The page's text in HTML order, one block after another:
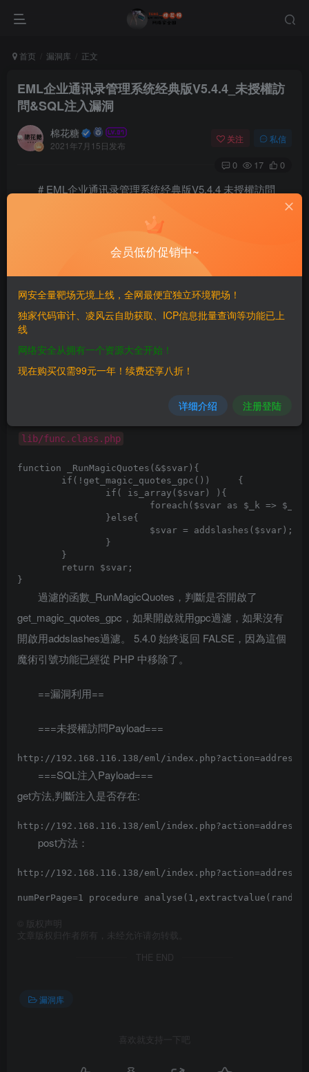
首页 漏洞库 正文
EML企业通讯录管理系统经典版V5.4.4_未授權訪
問&SQL注入漏洞
棉花糖
2021年7月15日发布
关注 私信
0 17 0
# EML企业通讯录管理系统经典版V5.4.4 未授權訪問
header("Content-type: text/html; charset=utf-8");
if(!defined('CORE'))exit("error!");
lib/func.class.php
function _RunMagicQuotes(&$svar){
過濾的函數_RunMagicQuotes，判斷是否開啟了
get_magic_quotes_gpc，如果開啟就用gpc過濾，如果沒有
開啟用addslashes過濾。 5.4.0 始終返回 FALSE，因為這個
魔術引號功能已經從 PHP 中移除了。
==漏洞利用==
===未授權訪問Payload===
===SQL注入Payload===
get方法,判斷注入是否存在:
post方法：
http://192.168.116.138/eml/
版权声明
文章版权归作者所有，未经允许请勿转载。
THE END
漏洞库
喜欢就支持一下吧
会员低价促销中~
网安全量靶场无境上线，全网最便宜独立环境靶场！
独家代码审计、凌风云自助获取、ICP信息批量查询等功能已上
线
网络安全从拥有一个资源大全开始！
现在购买仅需99元一年！续费还享八折！
详细介绍 注册登陆